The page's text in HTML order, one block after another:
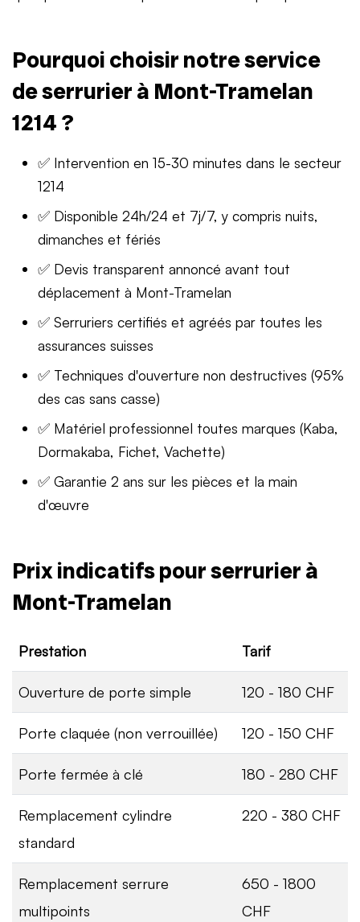
Pourquoi choisir notre service
de serrurier à Mont-Tramelan
1214 ?
✅ Intervention en 15-30 minutes dans le secteur
1214
✅ Disponible 24h/24 et 7j/7, y compris nuits,
dimanches et fériés
✅ Devis transparent annoncé avant tout
déplacement à Mont-Tramelan
✅ Serruriers certifiés et agréés par toutes les
assurances suisses
✅ Techniques d'ouverture non destructives (95%
des cas sans casse)
✅ Matériel professionnel toutes marques (Kaba,
Dormakaba, Fichet, Vachette)
✅ Garantie 2 ans sur les pièces et la main
d'œuvre
Prix indicatifs pour serrurier à
Mont-Tramelan
Prestation Tarif
Ouverture de porte simple 120 - 180 CHF
Porte claquée (non verrouillée) 120 - 150 CHF
Porte fermée à clé 180 - 280 CHF
Remplacement cylindre
standard
220 - 380 CHF
Remplacement serrure
multipoints
650 - 1800
CHF